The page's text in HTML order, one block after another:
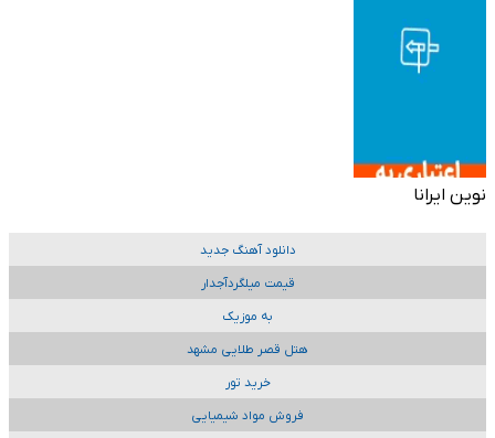
نوین ایرانا
دانلود آهنگ جدید
قیمت میلگردآجدار
به موزیک
هتل قصر طلایی مشهد
خرید تور
فروش مواد شیمیایی